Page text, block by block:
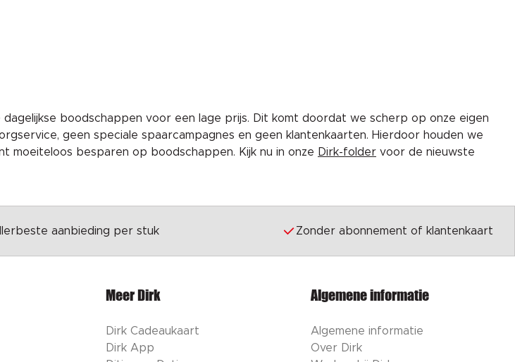
boodschappen voor een lage prijs. Dit komt doordat we scherp op onze eigen
geen speciale spaarcampagnes en geen klantenkaarten. Hierdoor houden we
moeiteloos besparen op boodschappen. Kijk nu in onze Dirk-folder voor de nieuwste
aanbieding per stuk Zonder abonnement of klantenkaart
Meer Dirk
Dirk Cadeaukaart
Dirk App
Algemene informatie
Algemene informatie
Over Dirk